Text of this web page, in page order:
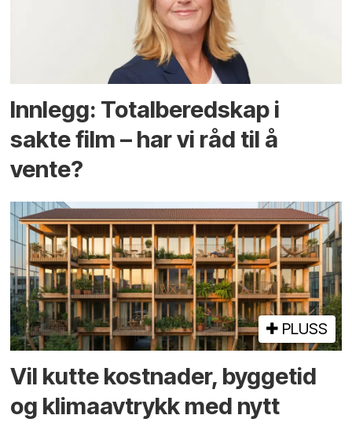
Innlegg: Totalberedskap i
sakte film – har vi råd til å
vente?
PLUSS
Vil kutte kostnader, byggetid
og klima­avtrykk med nytt